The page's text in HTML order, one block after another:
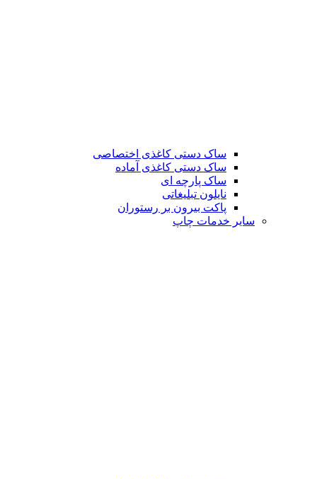
ساک دستی کاغذی اختصاصی
ساک دستی کاغذی آماده
ساک پارچه ای
نایلون تبلیغاتی
پاکت بیرون بر رستوران
سایر خدمات چاپ